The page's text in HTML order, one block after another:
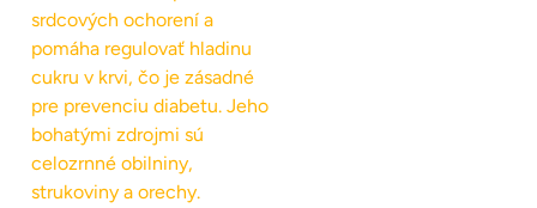
srdcových ochorení a
pomáha regulovať hladinu
cukru v krvi, čo je zásadné
pre prevenciu diabetu. Jeho
bohatými zdrojmi sú
celozrnné obilniny,
strukoviny a orechy.